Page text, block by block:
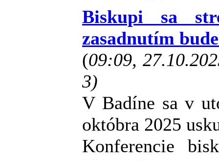
Biskupi sa
zasadnutím
(09:09,
3)
V Badíne sa v
októbra 2025
Konferencie